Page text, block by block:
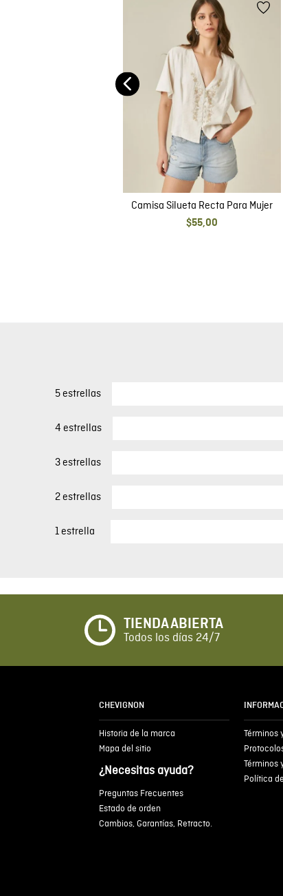
Camisa Silueta Recta Para Mujer
$55,00
5 estrellas
4 estrellas
3 estrellas
2 estrellas
1 estrella
TIENDA ABIERTA
Todos los días 24/7
CHEVIGNON
Historia de la marca
Mapa del sitio
¿Necesitas ayuda?
Preguntas Frecuentes
Estado de orden
Cambios, Garantías, Retracto.
Términos
Términos
Política